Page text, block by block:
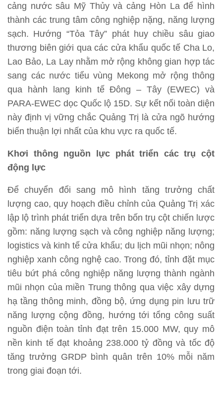
cảng nước sâu Mỹ Thủy và cảng Hòn La để hình
thành các trung tâm công nghiệp nặng, năng lượng
sạch. Hướng “Tỏa Tây” phát huy chiều sâu giao
thương biên giới qua các cửa khẩu quốc tế Cha Lo,
Lao Bảo, La Lay nhằm mở rộng không gian hợp tác
sang các nước tiểu vùng Mekong mở rộng thông
qua hành lang kinh tế Đông – Tây (EWEC) và
PARA-EWEC dọc Quốc lộ 15D. Sự kết nối toàn diện
này định vị vững chắc Quảng Trị là cửa ngõ hướng
biển thuận lợi nhất của khu vực ra quốc tế.
Khơi thông nguồn lực phát triển các trụ cột
động lực
Để chuyển đổi sang mô hình tăng trưởng chất
lượng cao, quy hoạch điều chỉnh của Quảng Trị xác
lập lộ trình phát triển dựa trên bốn trụ cột chiến lược
gồm: năng lượng sạch và công nghiệp năng lượng;
logistics và kinh tế cửa khẩu; du lịch mũi nhọn; nông
nghiệp xanh công nghệ cao. Trong đó, tỉnh đặt mục
tiêu bứt phá công nghiệp năng lượng thành ngành
mũi nhọn của miền Trung thông qua việc xây dựng
hạ tầng thông minh, đồng bộ, ứng dụng pin lưu trữ
năng lượng cộng đồng, hướng tới tổng công suất
nguồn điện toàn tỉnh đạt trên 15.000 MW, quy mô
nền kinh tế đạt khoảng 238.000 tỷ đồng và tốc độ
tăng trưởng GRDP bình quân trên 10% mỗi năm
trong giai đoạn tới.